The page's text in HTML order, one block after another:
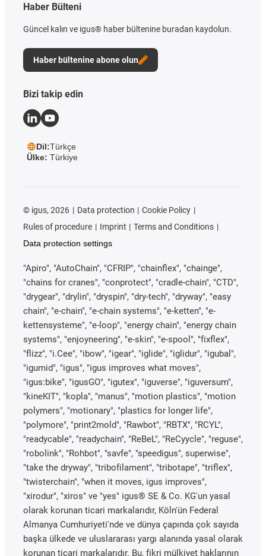
Haber Bülteni
Güncel kalın ve igus® haber bültenine buradan kaydolun.
Haber bültenine abone olun
Bizi takip edin
Dil:Türkçe
Ülke: Türkiye
© igus, 2026 Data protection
Cookie Policy
Rules of procedure
Imprint
Terms and Conditions
Data protection settings
"Apiro", "AutoChain", "CFRIP", "chainflex", "chainge",
"chains for cranes", "conprotect", "cradle-chain", "CTD",
"drygear", "drylin", "dryspin", "dry-tech", "dryway", "easy
chain", "e-chain", "e-chain systems", "e-ketten", "e-
kettensysteme", "e-loop", "energy chain", "energy chain
systems", "enjoyneering", "e-skin", "e-spool", "fixflex",
"flizz", "i.Cee", "ibow", "igear", "iglide", "iglidur", "igubal",
"igumid", "igus", "igus improves what moves",
"igus:bike", "igusGO", "igutex", "iguverse", "iguversum",
"kineKIT", "kopla", "manus", "motion plastics", "motion
polymers", "motionary", "plastics for longer life",
"polymore", "print2mold", "Rawbot", "RBTX", "RCYL",
"readycable", "readychain", "ReBeL", "ReCyycle", "reguse",
"robolink", "Rohbot", "savfe", "speedigus", superwise",
"take the dryway", "tribofilament", "tribotape", "triflex",
"twisterchain", "when it moves, igus improves",
"xirodur", "xiros" ve "yes" igus® SE & Co. KG'un yasal
olarak korunan ticari markalarıdır, Köln'ün Federal
Almanya Cumhuriyeti'nde ve dünya çapında çok sayıda
başka ülkede ve uluslararası yargı alanında yasal olarak
korunan ticari markalarıdır. Bu, fikri mülkiyet haklarının